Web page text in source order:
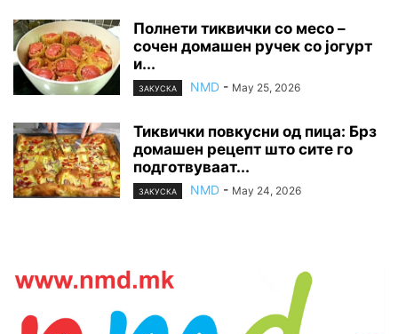
Полнети тиквички со месо –
сочен домашен ручек со јогурт
и...
ЗАКУСКА NMD - May 25, 2026
Тиквички повкусни од пица: Брз
домашен рецепт што сите го
подготвуваат...
ЗАКУСКА NMD - May 24, 2026